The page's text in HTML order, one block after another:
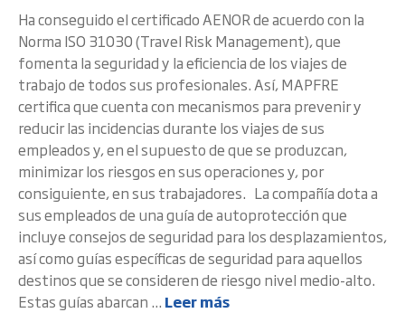
Ha conseguido el certificado AENOR de acuerdo con la
Norma ISO 31030 (Travel Risk Management), que
fomenta la seguridad y la eficiencia de los viajes de
trabajo de todos sus profesionales. Así, MAPFRE
certifica que cuenta con mecanismos para prevenir y
reducir las incidencias durante los viajes de sus
empleados y, en el supuesto de que se produzcan,
minimizar los riesgos en sus operaciones y, por
consiguiente, en sus trabajadores. La compañía dota a
sus empleados de una guía de autoprotección que
incluye consejos de seguridad para los desplazamientos,
así como guías específicas de seguridad para aquellos
destinos que se consideren de riesgo nivel medio-alto.
Estas guías abarcan ... Leer más